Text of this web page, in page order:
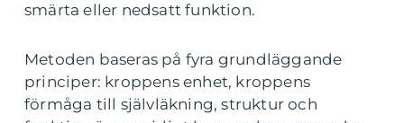
smärta eller nedsatt funktion.
Metoden baseras på fyra grundläggande
principer: kroppens enhet, kroppens
förmåga till självläkning, struktur och